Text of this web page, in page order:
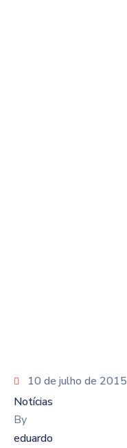
10 de julho de 2015
Notícias
By
eduardo